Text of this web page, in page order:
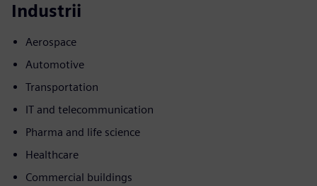
Industrii
Aerospace
Automotive
Transportation
IT and telecommunication
Pharma and life science
Healthcare
Commercial buildings